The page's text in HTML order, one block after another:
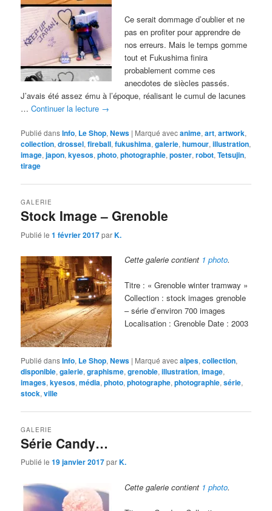
Ce serait dommage d’oublier et ne
pas en profiter pour apprendre de
nos erreurs. Mais le temps gomme
tout et Fukushima finira
probablement comme ces
anecdotes de siècles passés.
J’avais été assez ému à l’époque, réalisant le cumul de lacunes
…Continuer la lecture →
Publié dansInfo, Le Shop,News | Marqué avecanime,art,artwork,
collection,drossel,fireball,fukushima,galerie,humour,illustration,
image,japon,kyesos,photo,photographie,poster,robot,Tetsujin,
tirage
Stock Image – Grenoble
GALERIE
Publié le1 février 2017parK.
Cette galerie contient 1 photo.
Titre : « Grenoble winter tramway »
Collection : stock images grenoble
– série d’environ 700 images
Localisation : Grenoble Date : 2003
Publié dansInfo, Le Shop,News | Marqué avecalpes,collection,
disponible,galerie,graphisme,grenoble,illustration,image,
images,kyesos,média,photo,photographe,photographie,série,
stock,ville
Série Candy…
GALERIE
Publié le19 janvier 2017parK.
Cette galerie contient 1 photo.